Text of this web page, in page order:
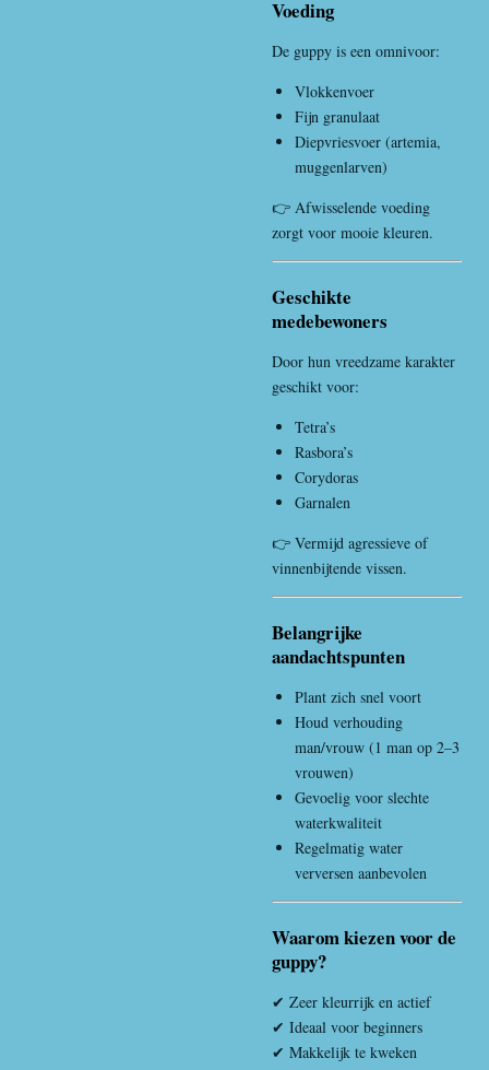
Voeding
De guppy is een omnivoor:
Vlokkenvoer
Fijn granulaat
Diepvriesvoer (artemia,
muggenlarven)
👉 Afwisselende voeding
zorgt voor mooie kleuren.
Geschikte
medebewoners
Door hun vreedzame karakter
geschikt voor:
Tetra’s
Rasbora’s
Corydoras
Garnalen
👉 Vermijd agressieve of
vinnenbijtende vissen.
Belangrijke
aandachtspunten
Plant zich snel voort
Houd verhouding
man/vrouw (1 man op 2–3
vrouwen)
Gevoelig voor slechte
waterkwaliteit
Regelmatig water
verversen aanbevolen
Waarom kiezen voor de
guppy?
✔ Zeer kleurrijk en actief
✔ Ideaal voor beginners
✔ Makkelijk te kweken